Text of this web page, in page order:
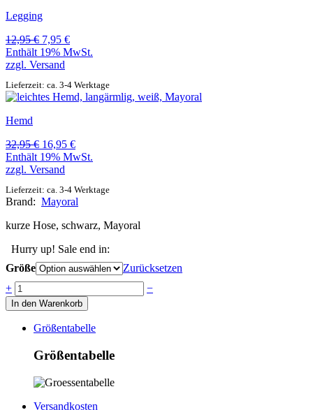
Legging
12,95€ Ursprünglicher
Preis
war:
7,95 €Aktueller
Preis
Enthält 19% MwSt.
zzgl. Versand
Lieferzeit: ca. 3-4 Werktage
Hemd
32,95€ Ursprünglicher
Preis
war:
16,95 €Aktueller
Preis
Enthält 19% MwSt.
zzgl. Versand
Lieferzeit: ca. 3-4 Werktage
Brand: Mayoral
kurze Hose, schwarz, Mayoral
Hurry up! Sale end in:
Größe
Zurücksetzen
Anzahl
+ −
In den Warenkorb
Größentabelle
Größentabelle
Versandkosten